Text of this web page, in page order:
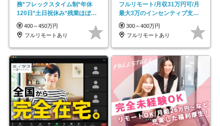
務*フレックスタイム制*年休
120日*土日祝休み*残業ほぼな
し*育児中社員8割以上
400～450万円
フルリモートあり
フルリモート/月収31万円可/月
最大3万のインセンティブ支給/
平均年齢33歳
300～400万円
フルリモートあり